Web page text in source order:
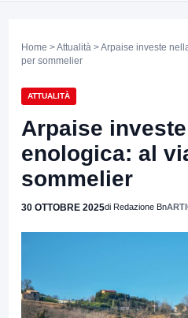
Home >Attualità > Arpaise investe
per sommelier
ATTUALITÀ
Arpaise
enologica: al
sommelier
30 OTTOBRE 2025di Redazione Bn